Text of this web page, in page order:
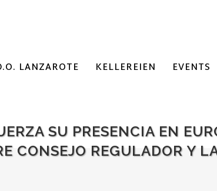
LANZAROTE KELLEREIEN EVENTS
SU PRESENCIA EN
CONSEJO REGULADOR Y